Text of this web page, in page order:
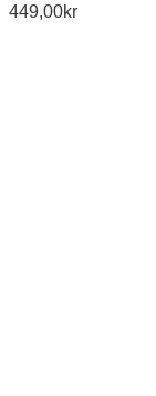
449,00kr